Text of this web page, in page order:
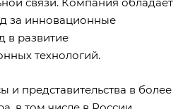
за инновационные
в развитие
технологий.
и представительства в более